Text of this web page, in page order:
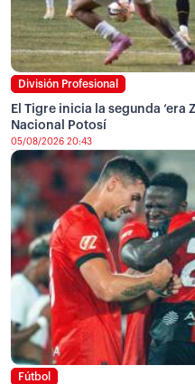
División Profesional
El Tigre inicia la segunda
Nacional Potosí
05/08/2026 20:43
Fútbol